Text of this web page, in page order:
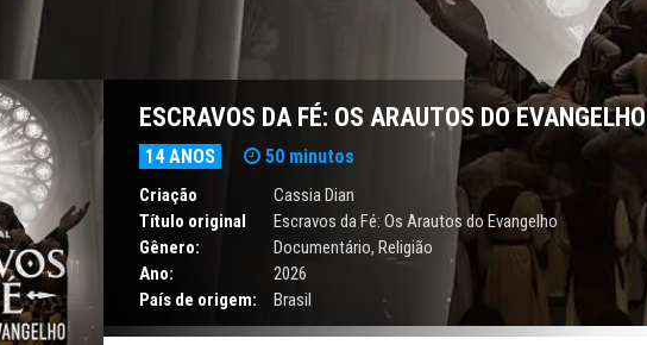
ESCRAVOS DA FÉ: OS ARAUTOS DO EVANGELHO
14 ANOS 50 minutos
Criação
Cassia Dian
Título original
Escravos da Fé: Os Arautos do Evangelho
Gênero:
Documentário,Religião
Ano:
2026
País de origem:
Brasil